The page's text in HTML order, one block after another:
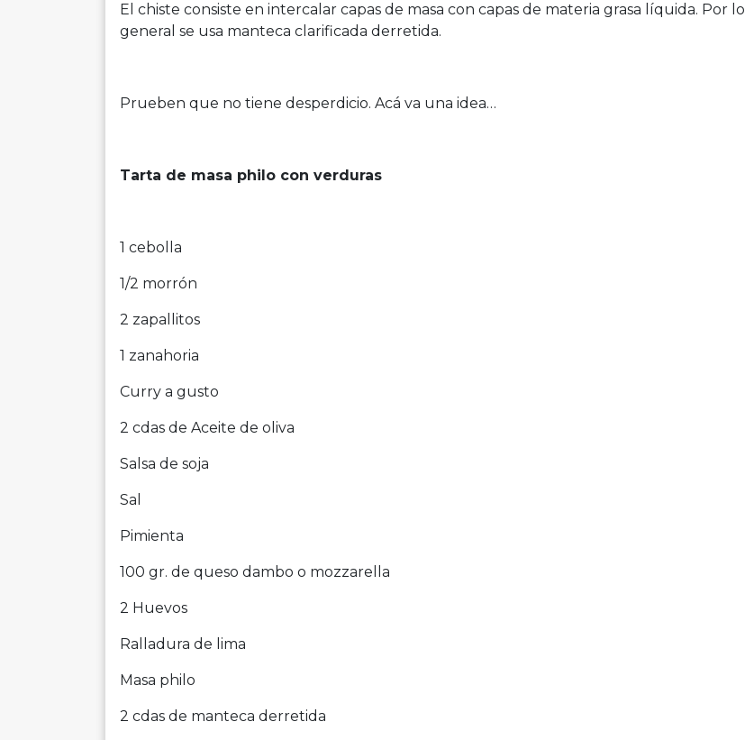
El chiste consiste en intercalar capas de masa con capas de materia grasa líquida. Por lo
general se usa manteca clarificada derretida.
Prueben que no tiene desperdicio. Acá va una idea…
Tarta de masa philo con verduras
1 cebolla
1/2 morrón
2 zapallitos
1 zanahoria
Curry a gusto
2 cdas de Aceite de oliva
Salsa de soja
Sal
Pimienta
100 gr. de queso dambo o mozzarella
2 Huevos
Ralladura de lima
Masa philo
2 cdas de manteca derretida